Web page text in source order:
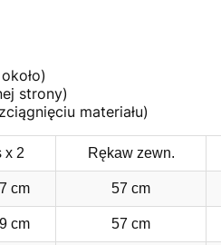
strony)
materiału)
x 2 Rękaw zewn.
cm 57 cm
cm 57 cm